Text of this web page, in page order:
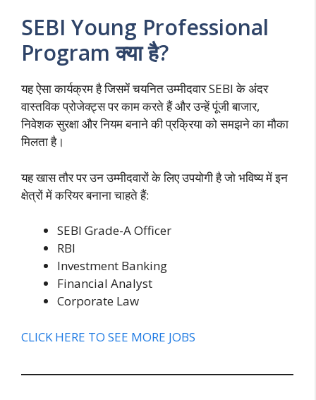
SEBI Young Professional
Program क्या है?
यह ऐसा कार्यक्रम है जिसमें चयनित उम्मीदवार SEBI के अंदर
वास्तविक प्रोजेक्ट्स पर काम करते हैं और उन्हें पूंजी बाजार,
निवेशक सुरक्षा और नियम बनाने की प्रक्रिया को समझने का मौका
मिलता है।
यह खास तौर पर उन उम्मीदवारों के लिए उपयोगी है जो भविष्य में इन
क्षेत्रों में करियर बनाना चाहते हैं:
SEBI Grade-A Officer
RBI
Investment Banking
Financial Analyst
Corporate Law
CLICK HERE TO SEE MORE JOBS